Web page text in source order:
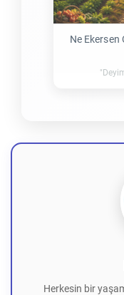
Ne
Herkesin bir